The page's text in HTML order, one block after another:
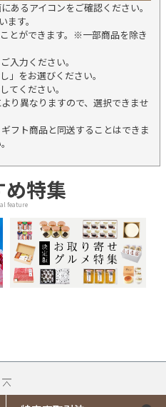
あるアイコンをご確認ください。
す。
とができます。※一部商品を除き
入力ください。
」をお選びください。
てください。
り異なりますので、選択できませ
フト商品と同送することはできま
め特集
feature